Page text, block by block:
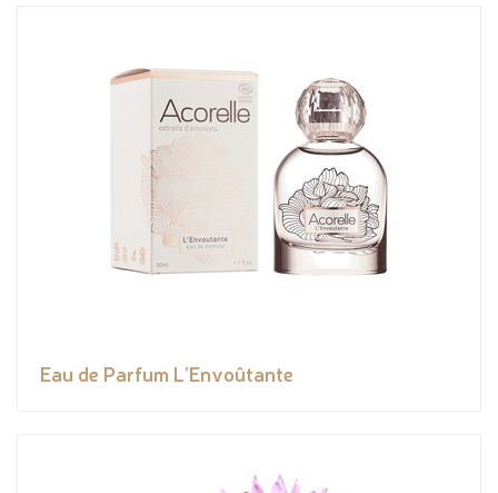
Eau de Parfum L’Envoûtante